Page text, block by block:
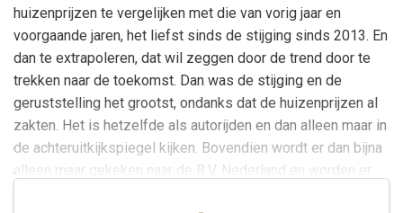
huizenprijzen te vergelijken met die van vorig jaar en
voorgaande jaren, het liefst sinds de stijging sinds 2013. En
dan te extrapoleren, dat wil zeggen door de trend door te
trekken naar de toekomst. Dan was de stijging en de
geruststelling het grootst, ondanks dat de huizenprijzen al
zakten. Het is hetzelfde als autorijden en dan alleen maar in
de achteruitkijkspiegel kijken. Bovendien wordt er dan bijna
alleen maar gekeken naar de B.V. Nederland en worden er